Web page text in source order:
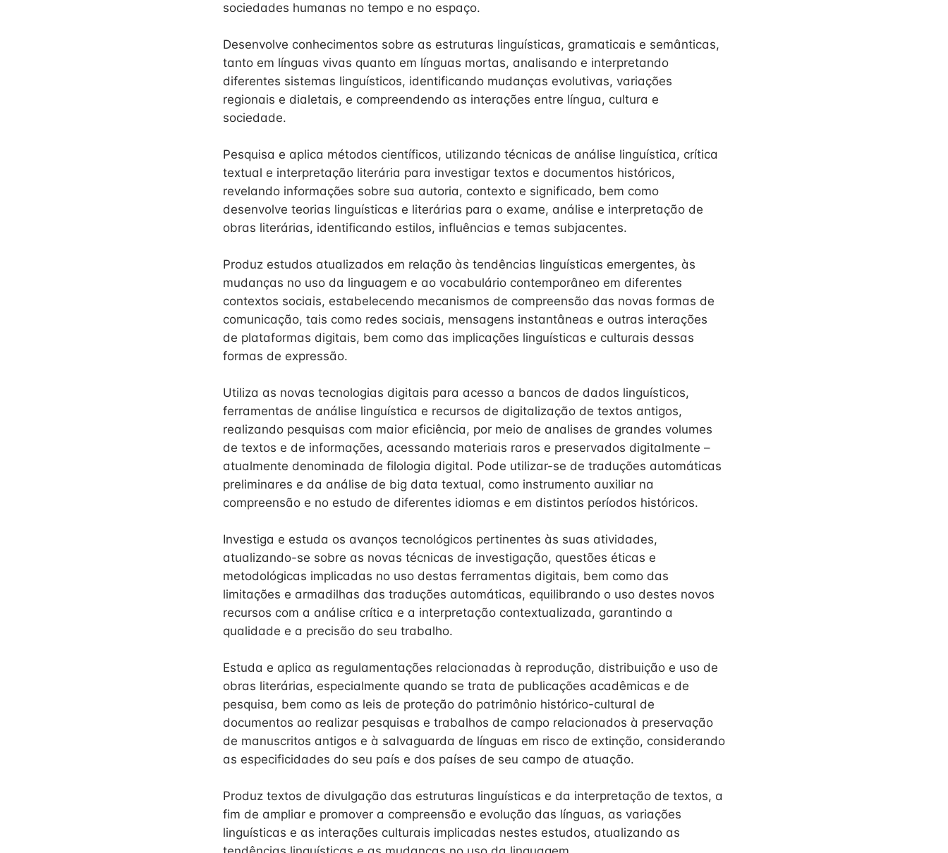
sociedades humanas no tempo e no espaço.
Desenvolve conhecimentos sobre as estruturas linguísticas, gramaticais e semânticas,
tanto em línguas vivas quanto em línguas mortas, analisando e interpretando
diferentes sistemas linguísticos, identificando mudanças evolutivas, variações
regionais e dialetais, e compreendendo as interações entre língua, cultura e
sociedade.
Pesquisa e aplica métodos científicos, utilizando técnicas de análise linguística, crítica
textual e interpretação literária para investigar textos e documentos históricos,
revelando informações sobre sua autoria, contexto e significado, bem como
desenvolve teorias linguísticas e literárias para o exame, análise e interpretação de
obras literárias, identificando estilos, influências e temas subjacentes.
Produz estudos atualizados em relação às tendências linguísticas emergentes, às
mudanças no uso da linguagem e ao vocabulário contemporâneo em diferentes
contextos sociais, estabelecendo mecanismos de compreensão das novas formas de
comunicação, tais como redes sociais, mensagens instantâneas e outras interações
de plataformas digitais, bem como das implicações linguísticas e culturais dessas
formas de expressão.
Utiliza as novas tecnologias digitais para acesso a bancos de dados linguísticos,
ferramentas de análise linguística e recursos de digitalização de textos antigos,
realizando pesquisas com maior eficiência, por meio de analises de grandes volumes
de textos e de informações, acessando materiais raros e preservados digitalmente –
atualmente denominada de filologia digital. Pode utilizar-se de traduções automáticas
preliminares e da análise de big data textual, como instrumento auxiliar na
compreensão e no estudo de diferentes idiomas e em distintos períodos históricos.
Investiga e estuda os avanços tecnológicos pertinentes às suas atividades,
atualizando-se sobre as novas técnicas de investigação, questões éticas e
metodológicas implicadas no uso destas ferramentas digitais, bem como das
limitações e armadilhas das traduções automáticas, equilibrando o uso destes novos
recursos com a análise crítica e a interpretação contextualizada, garantindo a
qualidade e a precisão do seu trabalho.
Estuda e aplica as regulamentações relacionadas à reprodução, distribuição e uso de
obras literárias, especialmente quando se trata de publicações acadêmicas e de
pesquisa, bem como as leis de proteção do patrimônio histórico-cultural de
documentos ao realizar pesquisas e trabalhos de campo relacionados à preservação
de manuscritos antigos e à salvaguarda de línguas em risco de extinção, considerando
as especificidades do seu país e dos países de seu campo de atuação.
Produz textos de divulgação das estruturas linguísticas e da interpretação de textos, a
fim de ampliar e promover a compreensão e evolução das línguas, as variações
linguísticas e as interações culturais implicadas nestes estudos, atualizando as